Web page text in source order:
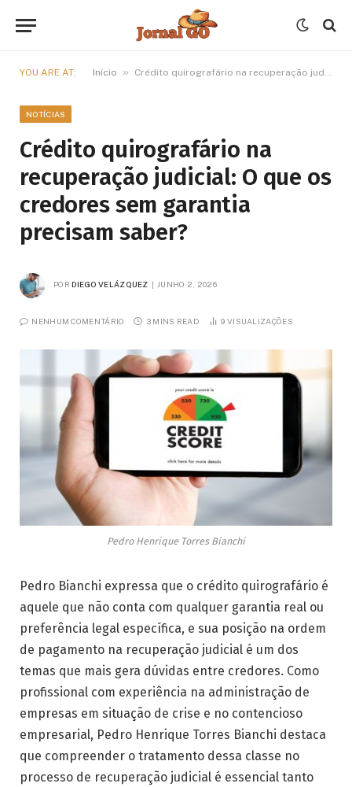
YOU ARE AT: Início » Crédito quirografário na recuperação judicial: O que os credores sem garantia precisam saber?
NOTÍCIAS
Crédito quirografário na
recuperação judicial: O que os
credores sem garantia
precisam saber?
POR DIEGO VELÁZQUEZ JUNHO 2, 2026
NENHUM COMENTÁRIO 3 MINS READ 9 VISUALIZAÇÕES
Pedro Henrique Torres Bianchi
Pedro Bianchi expressa que o crédito quirografário é
aquele que não conta com qualquer garantia real ou
preferência legal específica, e sua posição na ordem
de pagamento na recuperação judicial é um dos
temas que mais gera dúvidas entre credores. Como
profissional com experiência na administração de
empresas em situação de crise e no contencioso
empresarial, Pedro Henrique Torres Bianchi destaca
que compreender o tratamento dessa classe no
processo de recuperação judicial é essencial tanto